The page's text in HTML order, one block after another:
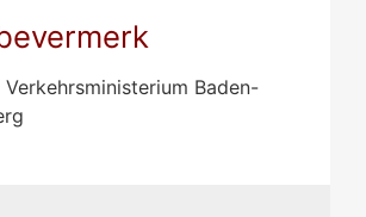
Verkehrsministerium Baden-